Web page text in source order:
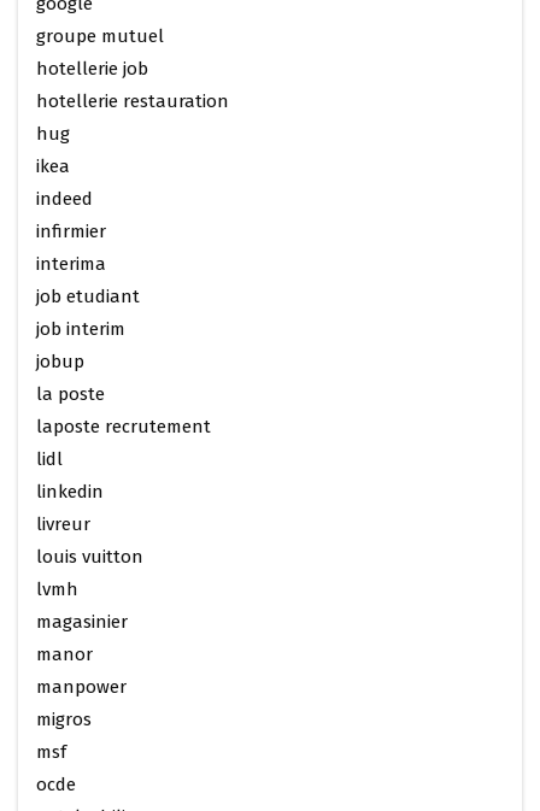
groupe mutuel
hotellerie job
hotellerie restauration
hug
ikea
indeed
infirmier
interima
job etudiant
job interim
jobup
la poste
laposte recrutement
lidl
linkedin
livreur
louis vuitton
lvmh
magasinier
manor
manpower
migros
msf
ocde